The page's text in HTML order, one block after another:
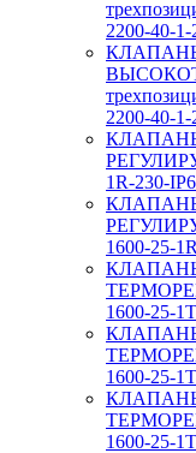
2200-40-
2200-40-
1R-230-
1600-25-
1600-25-
1600-25-
1600-25-